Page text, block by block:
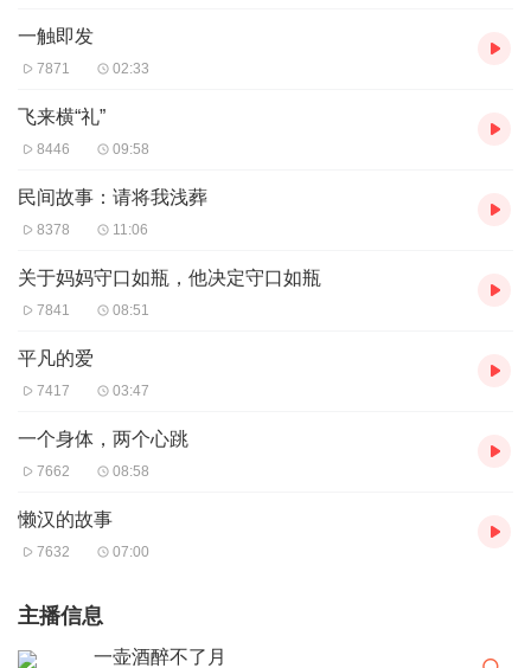
一触即发
7871 02:33
飞来横“礼”
8446 09:58
民间故事：请将我浅葬
8378 11:06
关于妈妈守口如瓶，他决定守口如瓶
7841 08:51
平凡的爱
7417 03:47
一个身体，两个心跳
7662 08:58
懒汉的故事
7632 07:00
主播信息
一壶酒醉不了月